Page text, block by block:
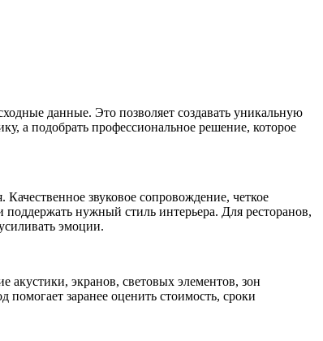
данные. Это позволяет создавать уникальную
а подобрать профессиональное решение, которое
звуковое сопровождение, четкое
нужный стиль интерьера. Для ресторанов,
эмоции.
экранов, световых элементов, зон
заранее оценить стоимость, сроки